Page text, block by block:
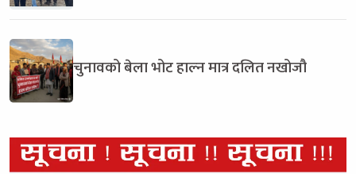
चुनावको बेला भोट हाल्न मात्र दलित नखोजौ